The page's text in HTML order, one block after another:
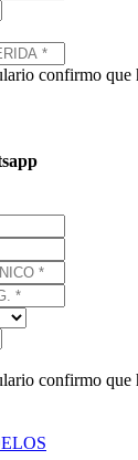
confirmo que
confirmo que